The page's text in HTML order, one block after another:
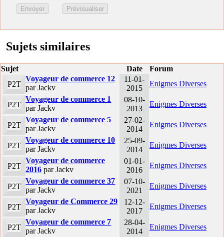
Sujets similaires
Sujet Date
Forum
P2T
Voyageur de commerce 12
par Jackv
11-01-
2015
Enigmes Diverses
P2T
Voyageur de commerce 1
par Jackv
08-10-
2013
Enigmes Diverses
P2T
Voyageur de commerce 5
par Jackv
27-02-
2014
Enigmes Diverses
P2T
Voyageur de commerce 10
par Jackv
25-09-
2014
Enigmes Diverses
P2T
Voyageur de commerce
2016 par Jackv
01-01-
2016
Enigmes Diverses
P2T
Voyageur de commerce 37
par Jackv
07-10-
2021
Enigmes Diverses
P2T
Voyageur de Commerce 29
par Jackv
12-12-
2017
Enigmes Diverses
P2T
Voyageur de commerce 7
par Jackv
28-04-
2014
Enigmes Diverses